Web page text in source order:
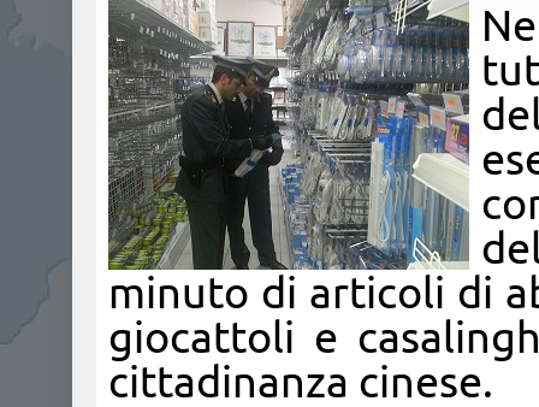
minuto di articoli di
giocattoli e
cittadinanza cinese.